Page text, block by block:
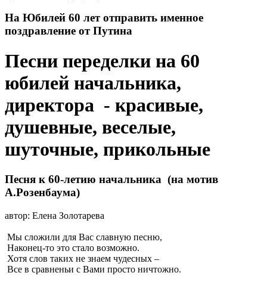
На Юбилей 60 лет отправить именное
поздравление от Путина
Песни переделки на 60
юбилей начальника,
директора - красивые,
душевные, веселые,
шуточные, прикольные
Песня к 60-летию начальника (на мотив
А.Розенбаума)
автор: Елена Золотарева
Мы сложили для Вас славную песню,
Наконец-то это стало возможно.
Хотя слов таких не знаем чудесных –
Все в сравненьи с Вами просто ничтожно.